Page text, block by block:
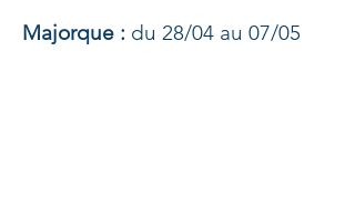
Majorque : du 28/04 au 07/05